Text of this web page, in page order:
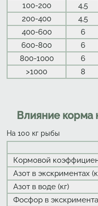
100-200
4,5
200-400
4,5
400-600
6
600-800
6
800-1000
6
>1000
8
Влияние
На 100 кг рыбы
Кормовой
Азот в экскриментах
Азот в воде (кг)
Фосфор в